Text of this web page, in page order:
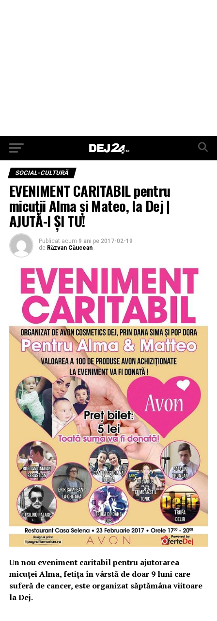
SOCIAL-CULTURĂ
EVENIMENT CARITABIL pentru
micuții Alma și Mateo, la Dej |
AJUTĂ-I ȘI TU!
Publicat acum 9 ani pe 2017-02-19
de Răzvan Căucean
Un nou eveniment caritabil pentru ajutorarea
micuței Alma, fetița în vârstă de doar 9 luni care
suferă de cancer, este organizat săptămâna viitoare
la Dej.